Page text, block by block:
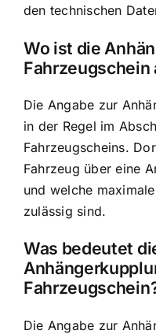
den technischen
Wo ist die
Fahrzeugschein
Die Angabe zur
in der Regel im
Fahrzeugscheins.
Fahrzeug über eine
und welche
zulässig sind.
Was bedeutet
Die Angabe zur